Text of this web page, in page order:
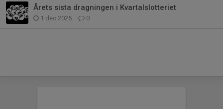
Årets sista dragningen i Kvartalslotteriet
1 dec 2025 0